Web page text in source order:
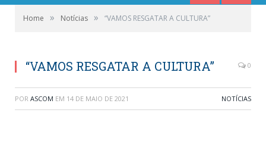
Home » Notícias » “VAMOS RESGATAR A CULTURA”
“VAMOS RESGATAR A CULTURA” 0
POR ASCOM EM 14 DE MAIO DE 2021 NOTÍCIAS